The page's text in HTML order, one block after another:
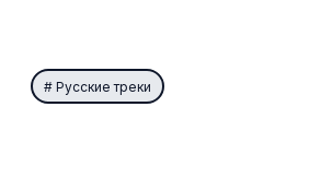
Русские треки